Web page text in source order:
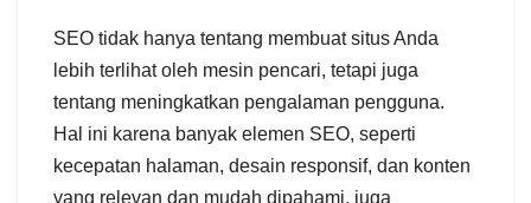
SEO tidak hanya tentang membuat situs Anda
lebih terlihat oleh mesin pencari, tetapi juga
tentang meningkatkan pengalaman pengguna.
Hal ini karena banyak elemen SEO, seperti
kecepatan halaman, desain responsif, dan konten
yang relevan dan mudah dipahami, juga